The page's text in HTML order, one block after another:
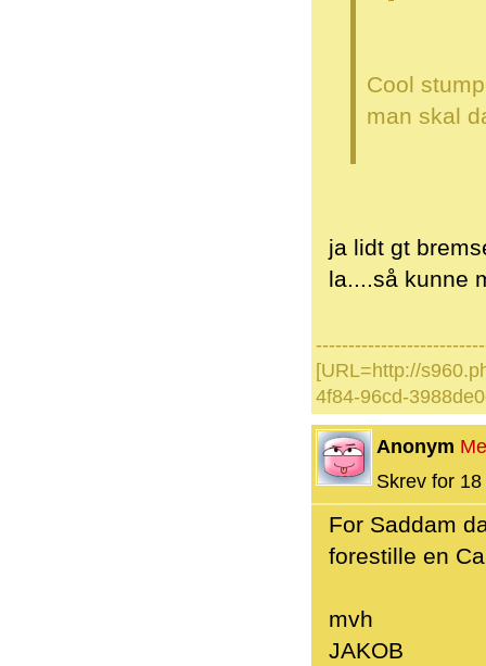
Cool
man skal
ja lidt gt
la....så kunne
[URL=http://
4f84-96cd-
Anonym
Skrev for
For Saddam
forestille en
mvh
JAKOB